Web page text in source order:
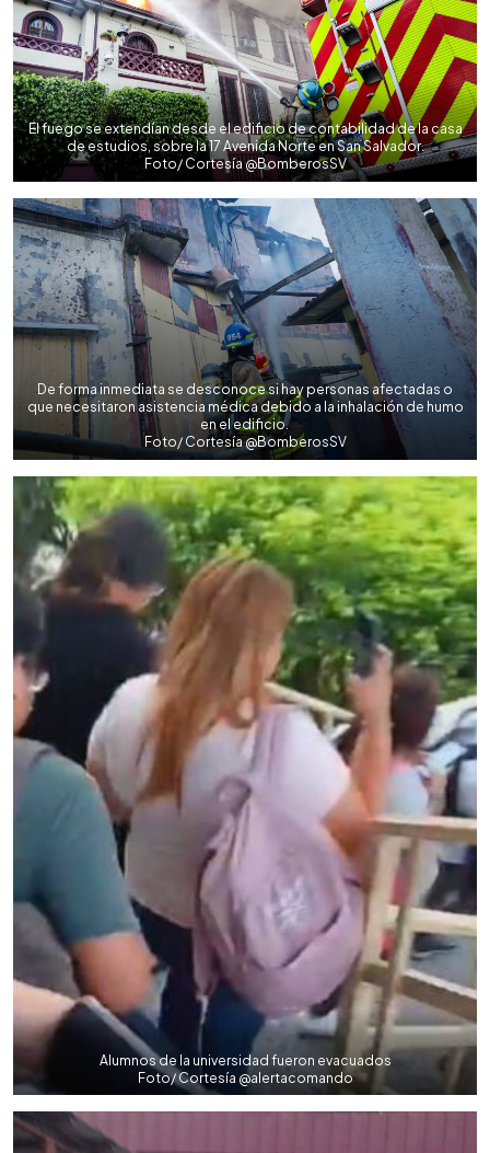
El fuego se extendían desde el edificio de contabilidad de la casa
de estudios, sobre la 17 Avenida Norte en San Salvador.
Foto/ Cortesía @BomberosSV
De forma inmediata se desconoce si hay personas afectadas o
que necesitaron asistencia médica debido a la inhalación de humo
en el edificio.
Foto/ Cortesía @BomberosSV
Alumnos de la universidad fueron evacuados
Foto/ Cortesía @alertacomando